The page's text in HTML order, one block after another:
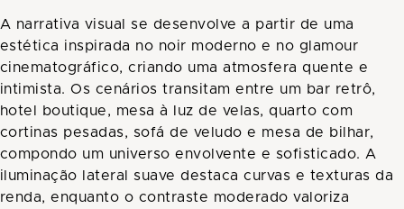
A narrativa visual se desenvolve a partir de uma
estética inspirada no noir moderno e no glamour
cinematográfico, criando uma atmosfera quente e
intimista. Os cenários transitam entre um bar retrô,
hotel boutique, mesa à luz de velas, quarto com
cortinas pesadas, sofá de veludo e mesa de bilhar,
compondo um universo envolvente e sofisticado. A
iluminação lateral suave destaca curvas e texturas da
renda, enquanto o contraste moderado valoriza